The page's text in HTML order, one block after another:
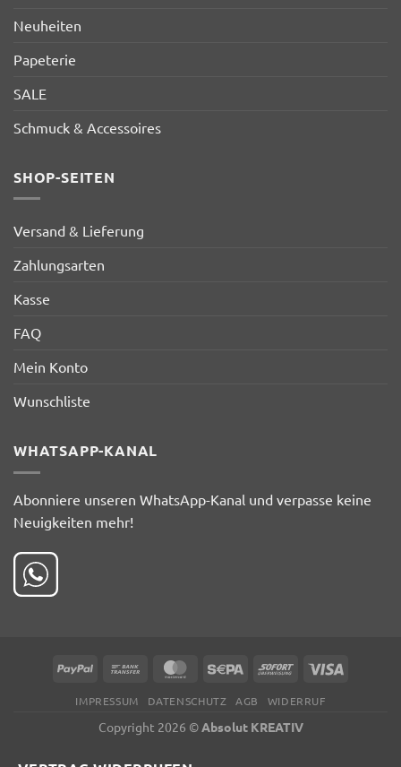
Neuheiten
Papeterie
SALE
Schmuck & Accessoires
SHOP-SEITEN
Versand & Lieferung
Zahlungsarten
Kasse
FAQ
Mein Konto
Wunschliste
WHATSAPP-KANAL
Abonniere unseren WhatsApp-Kanal und verpasse keine
Neuigkeiten mehr!
PayPal
Bank
MasterCardSepa Sofort
IMPRESSUM DATENSCHUTZ AGB WIDERRUF
Copyright 2026 ©Absolut KREATIV